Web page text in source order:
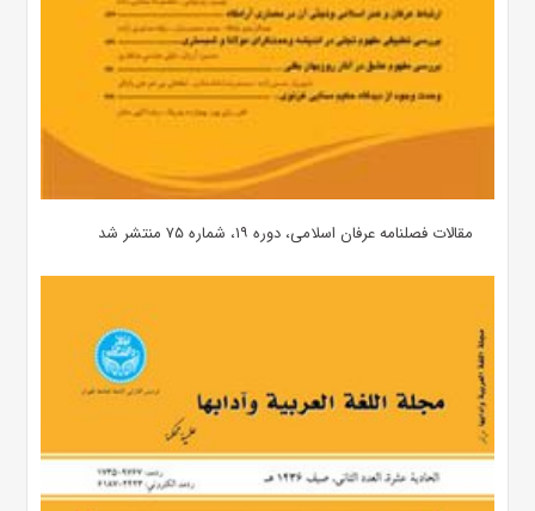
مقالات فصلنامه عرفان اسلامی، دوره ۱۹، شماره ۷۵ منتشر شد